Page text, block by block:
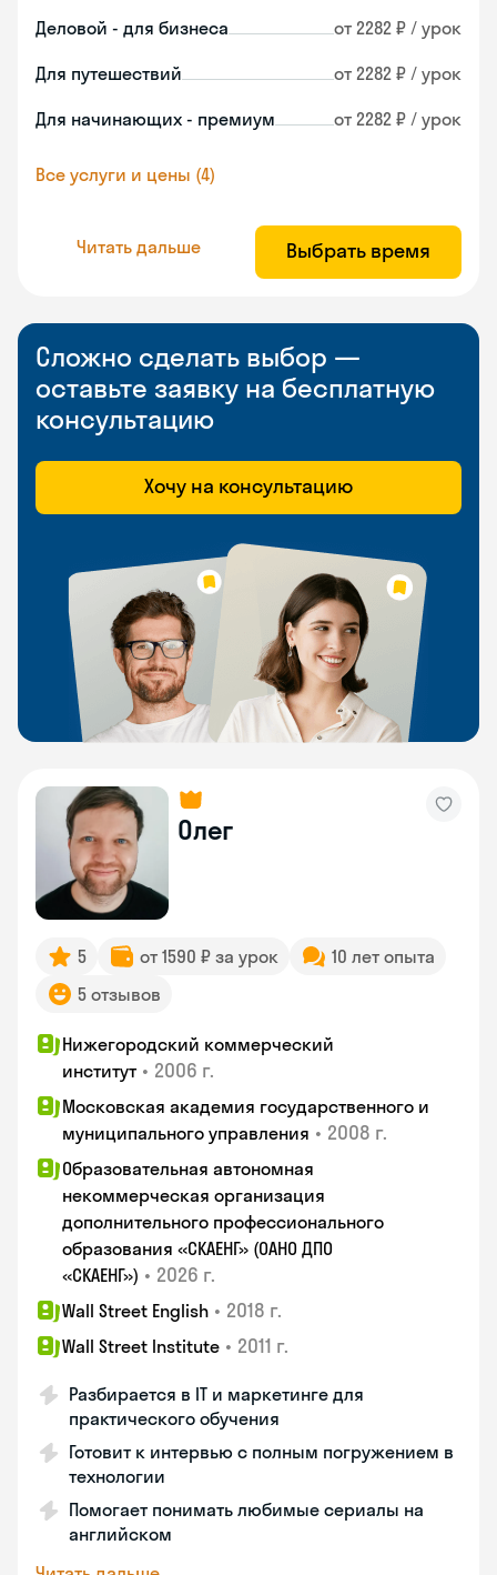
Деловой - для бизнеса от 2282 ₽ / урок
Для путешествий от 2282 ₽ / урок
Для начинающих - премиум от 2282 ₽ / урок
Все услуги и цены (4)
Читать дальше Выбрать время
Сложно сделать выбор —
оставьте заявку на бесплатную
консультацию
Хочу на консультацию
Олег
5 от 1590 ₽ за урок
10 лет опыта
5 отзывов
Нижегородский коммерческий
институт • 2006 г.
Московская академия государственного и
муниципального управления • 2008 г.
Образовательная автономная
некоммерческая организация
дополнительного профессионального
образования «СКАЕНГ» (ОАНО ДПО
«СКАЕНГ») • 2026 г.
Wall Street English • 2018 г.
Wall Street Institute • 2011 г.
Разбирается в IT и маркетинге для
практического обучения
Готовит к интервью с полным погружением в
технологии
Помогает понимать любимые сериалы на
английском